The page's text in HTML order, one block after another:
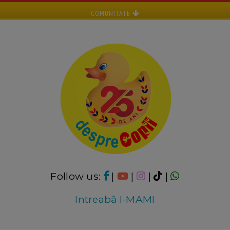
COMUNITATE
Follow us: | | |
|
Intreabă I-MAMI